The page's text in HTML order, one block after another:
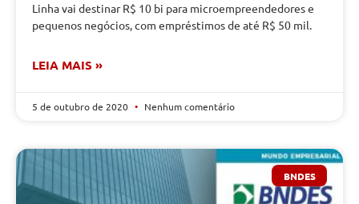
Linha vai destinar R$ 10 bi para microempreendedores e
pequenos negócios, com empréstimos de até R$ 50 mil.
LEIA MAIS »
5 de outubro de 2020 Nenhum comentário
BNDES